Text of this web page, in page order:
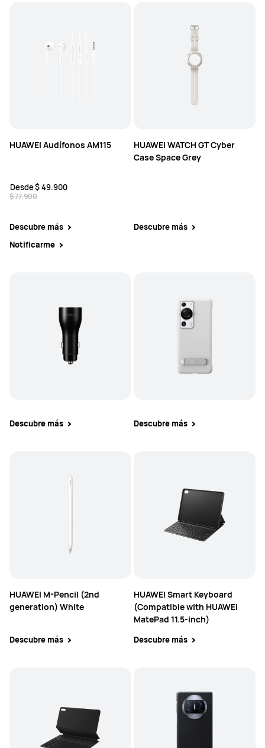
HUAWEI Audífonos AM115
Desde$ 49.900
$ 77.900
Descubre más
Notificarme
HUAWEI WATCH GT Cyber
Case Space Grey
Descubre más
Descubre más Descubre más
HUAWEI M-Pencil (2nd
generation) White
Descubre más
HUAWEI Smart Keyboard
(Compatible with HUAWEI
MatePad 11.5-inch)
Descubre más